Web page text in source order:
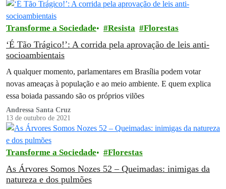
Transforme a Sociedade Resista Florestas
‘É Tão Trágico!’: A corrida pela aprovação de leis anti-
socioambientais
A qualquer momento, parlamentares em Brasília podem votar
novas ameaças à população e ao meio ambiente. E quem explica
essa boiada passando são os próprios vilões
Andressa Santa Cruz
13 de outubro de 2021
Transforme a Sociedade Florestas
As Árvores Somos Nozes 52 – Queimadas: inimigas da
natureza e dos pulmões